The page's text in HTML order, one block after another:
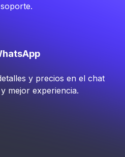
y precios en el chat
mejor experiencia.